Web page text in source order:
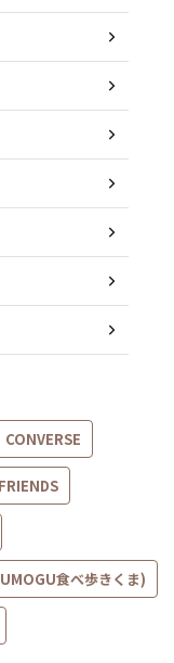
CONVERSE
食べ歩きくま)